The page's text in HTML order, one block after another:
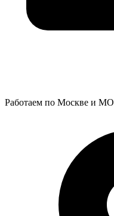
Работаем по Москве и МО